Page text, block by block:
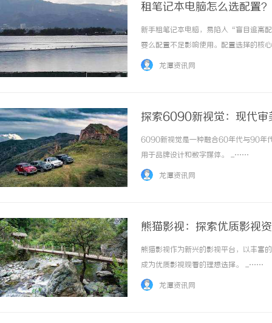
租笔记本电脑怎么选配置
新手租笔记本电脑，易陷入“盲目追高
要么配置不足影响使用。配置选择的核
……
龙潭资讯网
探索6090新视觉：现代审
6090新视觉是一种融合60年代与90年
用于品牌设计和数字媒体。 ...……
龙潭资讯网
熊猫影视：探索优质影视
熊猫影视作为新兴的影视平台，以丰富
成为优质影视观看的理想选择。 ...……
龙潭资讯网